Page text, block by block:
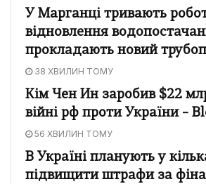
У Марганці тривають
відновлення
прокладають новий
38 ХВИЛИН ТОМУ
Кім Чен Ин заробив $22
війні рф проти України –
56 ХВИЛИН ТОМУ
В Україні планують у
підвищити штрафи за